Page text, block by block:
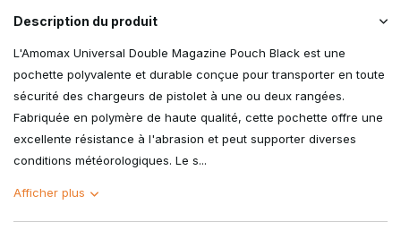
Description du produit
L'Amomax Universal Double Magazine Pouch Black est une
pochette polyvalente et durable conçue pour transporter en toute
sécurité des chargeurs de pistolet à une ou deux rangées.
Fabriquée en polymère de haute qualité, cette pochette offre une
excellente résistance à l'abrasion et peut supporter diverses
conditions météorologiques. Le s...
Afficher plus